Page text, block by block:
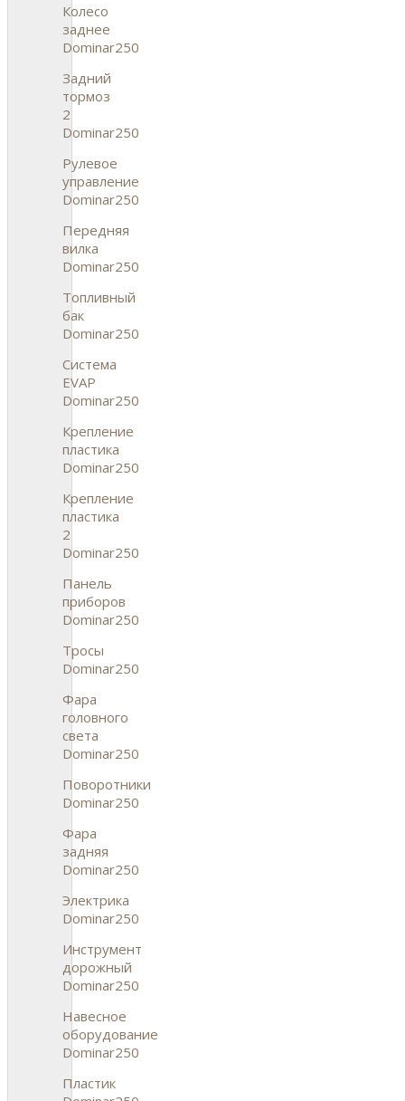
Колесо
заднее
Dominar250
Задний
тормоз
2
Dominar250
Рулевое
управление
Dominar250
Передняя
вилка
Dominar250
Топливный
бак
Dominar250
Система
EVAP
Dominar250
Крепление
пластика
Dominar250
Крепление
пластика
2
Dominar250
Панель
приборов
Dominar250
Тросы
Dominar250
Фара
головного
света
Dominar250
Поворотники
Dominar250
Фара
задняя
Dominar250
Электрика
Dominar250
Инструмент
дорожный
Dominar250
Навесное
оборудование
Dominar250
Пластик